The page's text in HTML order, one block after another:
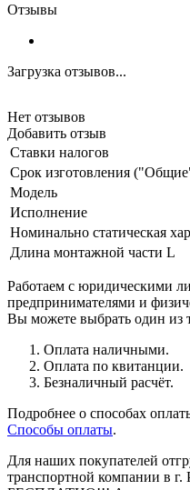
Отзывы
Загрузка отзывов...
Нет отзывов
Добавить отзыв
Ставки налогов
Срок изготовления
Модель
Исполнение
Номинально статическая
Длина монтажной части L
Работаем с юридическими
предпринимателями и
Вы можете выбрать один из
Оплата наличными.
Оплата по квитанции.
Безналичный расчёт.
Подробнее о способах
Способы оплаты.
Для наших покупателей
транспортной компании в г.